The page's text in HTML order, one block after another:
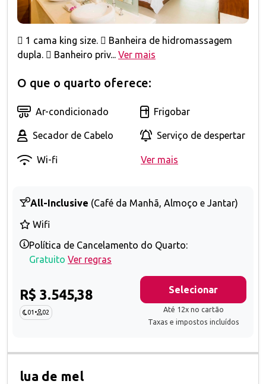
 1 cama king size.  Banheira de hidromassagem
dupla.  Banheiro priv... Ver mais
O que o quarto oferece:
Ar-condicionado Frigobar
Secador de Cabelo Serviço de despertar
Wi-fi Ver mais
All-Inclusive (Café da Manhã, Almoço e Jantar)
Wifi
Política de Cancelamento do Quarto:
Gratuito Ver regras
R$ 3.545,38
01 • 02
Selecionar
Até 12x no cartão
Taxas e impostos incluídos
lua de mel